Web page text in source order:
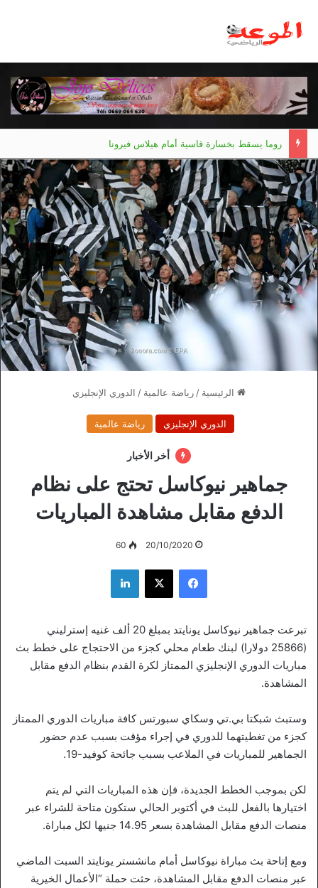
روما يسقط بخسارة قاسية أمام هيلاس فيرونا
الرئيسية / رياضة عالمية / الدوري الإنجليزي
الدوري الإنجليزي رياضة عالمية
أخر الأخبار
جماهير نيوكاسل تحتج على نظام
الدفع مقابل مشاهدة المباريات
20/10/2020
60
فيسبوك ‫X لينكدإن
تبرعت جماهير نيوكاسل يونايتد بمبلغ 20 ألف غنيه إسترليني
(25866 دولارا) لبنك طعام محلي كجزء من الاحتجاج على خطط بث
مباريات الدوري الإنجليزي الممتاز لكرة القدم بنظام الدفع مقابل
المشاهدة.
وستبث شبكتا بي.تي وسكاي سبورتس كافة مباريات الدوري الممتاز
كجزء من تغطيتهما للدوري في إجراء مؤقت بسبب عدم حضور
الجماهير للمباريات في الملاعب بسبب جائحة كوفيد-19.
لكن بموجب الخطط الجديدة، فإن هذه المباريات التي لم يتم
اختيارها بالفعل للبث في أكتوبر الحالي ستكون متاحة للشراء عبر
منصات الدفع مقابل المشاهدة بسعر 14.95 جنيها لكل مباراة.
ومع إتاحة بث مباراة نيوكاسل أمام مانشستر يونايتد السبت الماضي
عبر منصات الدفع مقابل المشاهدة، حثت حملة “الأعمال الخيرية